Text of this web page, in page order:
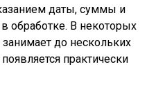
даты, суммы и
обработке. В некоторых
занимает до нескольких
практически